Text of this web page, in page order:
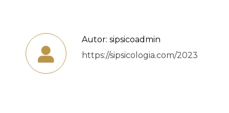
Autor: sipsicoadmin
https://sipsicologia.com/2023